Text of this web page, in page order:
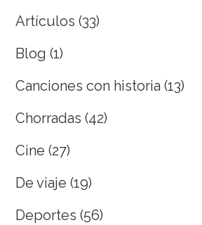
Artículos (33)
Blog (1)
Canciones con historia (13)
Chorradas (42)
Cine (27)
De viaje (19)
Deportes (56)